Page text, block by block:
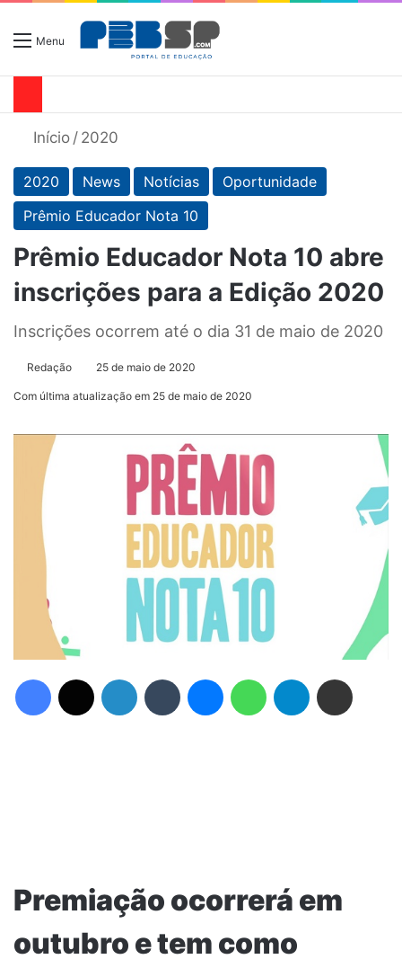
Menu
Início / 2020
2020 News Notícias
Oportunidade
Prêmio Educador Nota 10
Prêmio Educador Nota 10 abre
inscrições para a Edição 2020
Inscrições ocorrem até o dia 31 de maio de 2020
Redação 25 de maio de 2020
Com última atualização em 25 de maio de 2020
Premiação ocorrerá em
outubro e tem como